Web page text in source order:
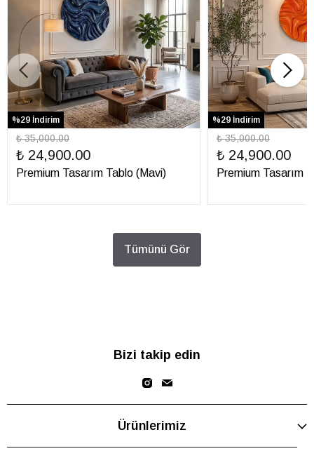
%29 İndirim
₺ 35,000.00
₺ 24,900.00
Premium Tasarım Tablo (Mavi)
%29 İndirim
₺ 35,000.00
₺ 24,900.00
Premium Tasarım
Tümünü Gör
Bizi takip edin
Ürünlerimiz